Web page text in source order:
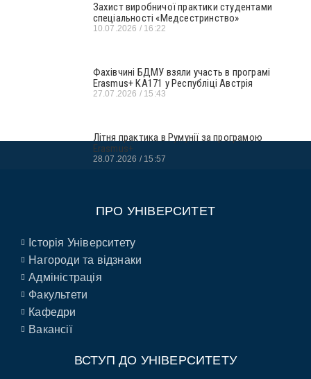
Захист виробничої практики студентами
спеціальності «Медсестринство»
10.07.2026 16:22
Фахівчині БДМУ взяли участь в програмі
Erasmus+ KA171 у Республіці Австрія
27.07.2026 15:43
Літня практика в Румунії за програмою
Erasmus+
28.07.2026 15:57
ПРО УНІВЕРСИТЕТ
Історія Університету
Нагороди та відзнаки
Адміністрація
Факультети
Кафедри
Вакансії
ВСТУП ДО УНІВЕРСИТЕТУ